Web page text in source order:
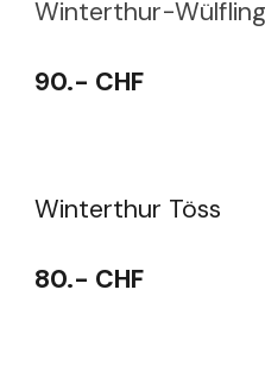
Winterthur-
90.- CHF
Winterthur Töss
80.- CHF